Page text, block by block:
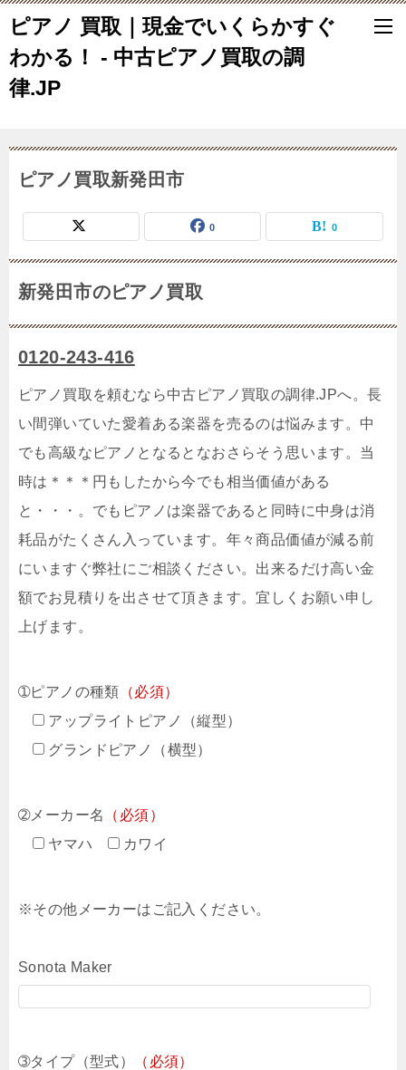
ピアノ 買取｜現金でいくらかすぐ
わかる！ - 中古ピアノ買取の調
律.JP
ピアノ買取新発田市
0 0
新発田市のピアノ買取
0120-243-416
ピアノ買取を頼むなら中古ピアノ買取の調律.JPへ。長
い間弾いていた愛着ある楽器を売るのは悩みます。中
でも高級なピアノとなるとなおさらそう思います。当
時は＊＊＊円もしたから今でも相当価値がある
と・・・。でもピアノは楽器であると同時に中身は消
耗品がたくさん入っています。年々商品価値が減る前
にいますぐ弊社にご相談ください。出来るだけ高い金
額でお見積りを出させて頂きます。宜しくお願い申し
上げます。
➀ピアノの種類 （必須）
アップライトピアノ（縦型）
グランドピアノ（横型）
➁メーカー名
（必須）
ヤマハ
カワイ
※その他メーカーはご記入ください。
Sonota Maker
➂タイプ（型式）
（必須）